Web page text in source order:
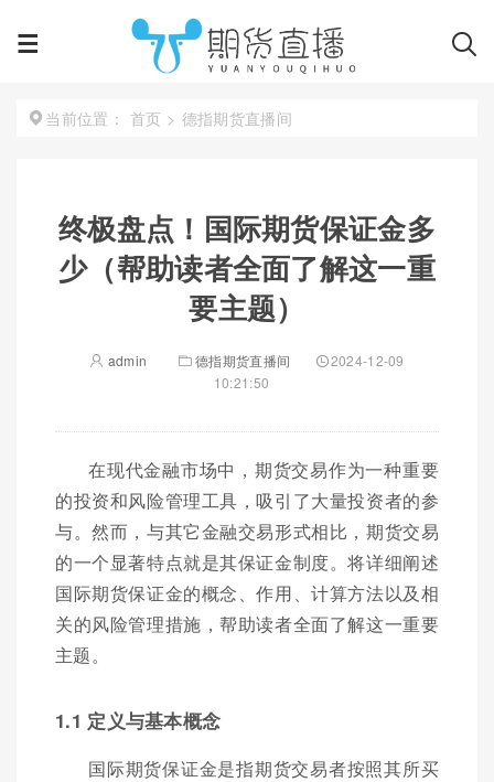
当前位置： 首页 > 德指期货直播间
终极盘点！国际期货保证金多
少（帮助读者全面了解这一重
要主题）
admin 德指期货直播间
2024-12-09
10:21:50
在现代金融市场中，期货交易作为一种重要
的投资和风险管理工具，吸引了大量投资者的参
与。然而，与其它金融交易形式相比，期货交易
的一个显著特点就是其保证金制度。将详细阐述
国际期货保证金的概念、作用、计算方法以及相
关的风险管理措施，帮助读者全面了解这一重要
主题。
1.1 定义与基本概念
国际期货保证金是指期货交易者按照其所买